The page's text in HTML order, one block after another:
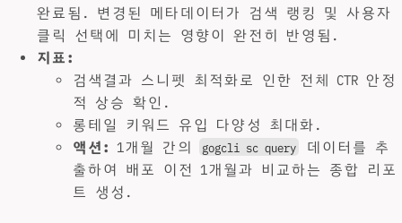
완료됨. 변경된 메타데이터가 검색 랭킹 및 사용자
클릭 선택에 미치는 영향이 완전히 반영됨.
지표:
검색결과 스니펫 최적화로 인한 전체 CTR 안정
적 상승 확인.
롱테일 키워드 유입 다양성 최대화.
액션: 1개월 간의 gogcli sc query
데이터를 추
출하여 배포 이전 1개월과 비교하는 종합 리포
트 생성.